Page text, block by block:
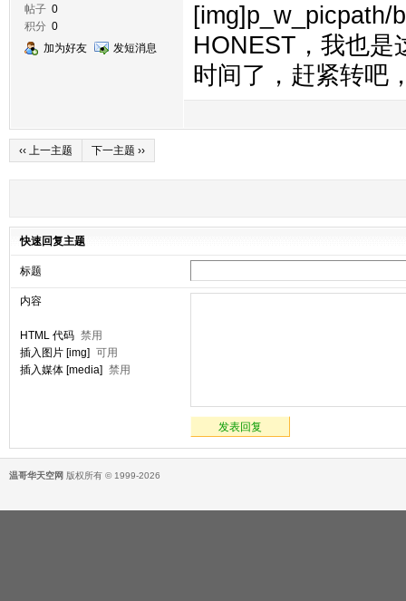
帖子 0
积分 0
加为好友
发短消息
HONEST，我也是
时间了，赶紧转吧
‹‹ 上一主题 下一主题 ››
快速回复主题
标题
内容
HTML 代码 禁用
插入图片 [img] 可用
插入媒体 [media] 禁用
发表回复
温哥华天空网 版权所有 © 1999-2026